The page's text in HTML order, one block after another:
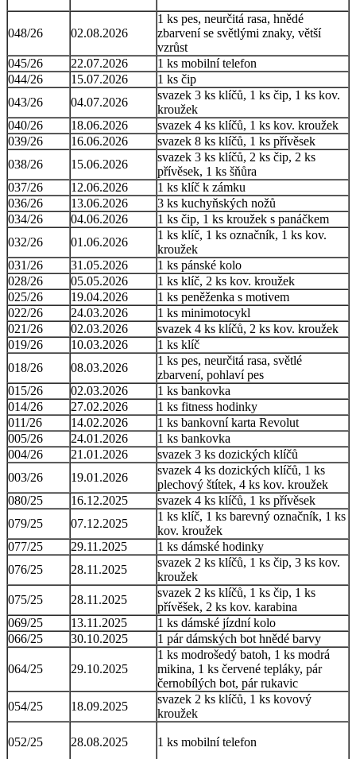
048/26 02.08.2026
1 ks pes, neurčitá rasa, hnědé
zbarvení se světlými znaky, větší
vzrůst
045/26
22.07.2026
1 ks mobilní telefon
044/26
15.07.2026
1 ks čip
043/26
04.07.2026
svazek 3 ks klíčů, 1 ks čip, 1 ks kov.
kroužek
040/26
18.06.2026
svazek 4 ks klíčů, 1 ks kov. kroužek
039/26
16.06.2026
svazek 8 ks klíčů, 1 ks přívěsek
038/26
15.06.2026
svazek 3 ks klíčů, 2 ks čip, 2 ks
přívěsek, 1 ks šňůra
037/26
12.06.2026
1 ks klíč k zámku
036/26
13.06.2026
3 ks kuchyňských nožů
034/26
04.06.2026
1 ks čip, 1 ks kroužek s panáčkem
032/26
01.06.2026
1 ks klíč, 1 ks označník, 1 ks kov.
kroužek
031/26
31.05.2026
1 ks pánské kolo
028/26
05.05.2026
1 ks klíč, 2 ks kov. kroužek
025/26
19.04.2026
1 ks peněženka s motivem
022/26
24.03.2026
1 ks minimotocykl
021/26
02.03.2026
svazek 4 ks klíčů, 2 ks kov. kroužek
019/26
10.03.2026
1 ks klíč
018/26
08.03.2026
1 ks pes, neurčitá rasa, světlé
zbarvení, pohlaví pes
015/26
02.03.2026
1 ks bankovka
014/26
27.02.2026
1 ks fitness hodinky
011/26
14.02.2026
1 ks bankovní karta Revolut
005/26
24.01.2026
1 ks bankovka
004/26
21.01.2026
svazek 3 ks dozických klíčů
003/26
19.01.2026
svazek 4 ks dozických klíčů, 1 ks
plechový štítek, 4 ks kov. kroužek
080/25
16.12.2025
svazek 4 ks klíčů, 1 ks přívěsek
079/25
07.12.2025
1 ks klíč, 1 ks barevný označník, 1 ks
kov. kroužek
077/25
29.11.2025
1 ks dámské hodinky
076/25
28.11.2025
svazek 2 ks klíčů, 1 ks čip, 3 ks kov.
kroužek
075/25
28.11.2025
svazek 2 ks klíčů, 1 ks čip, 1 ks
přívěšek, 2 ks kov. karabina
069/25
13.11.2025
1 ks dámské jízdní kolo
066/25
30.10.2025 1 pár dámských bot hnědé barvy
064/25 29.10.2025
1 ks modrošedý batoh, 1 ks modrá
mikina, 1 ks červené tepláky, pár
černobílých bot, pár rukavic
054/25
18.09.2025
svazek 2 ks klíčů, 1 ks kovový
kroužek
052/25 28.08.2025 1 ks mobilní telefon